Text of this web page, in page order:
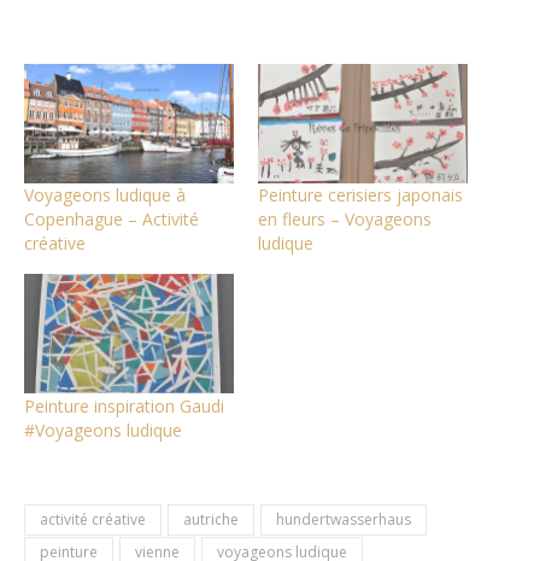
Voyageons ludique à
Copenhague – Activité
créative
Peinture cerisiers japonais
en fleurs – Voyageons
ludique
Peinture inspiration Gaudi
#Voyageons ludique
activité créative autriche
hundertwasserhaus
peinture
vienne voyageons ludique